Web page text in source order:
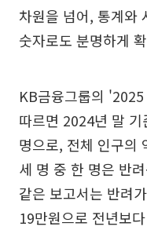
차원을 넘어, 통계와
숫자로도 분명하게
KB금융그룹의
따르면 2024년 말
명으로, 전체 인구의
세 명 중 한 명은 반
같은 보고서는 반려
19만원으로 전년보